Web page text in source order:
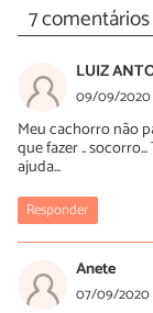
7 comentários
LUIZ
09/09/2020
Meu cachorro não
que fazer ..
ajuda...
Responder
Anete
07/09/2020